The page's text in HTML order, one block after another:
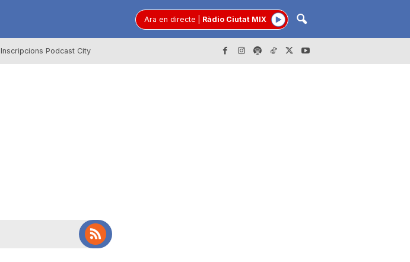
Ara en directe Ràdio Ciutat MIX
Inscripcions Podcast City